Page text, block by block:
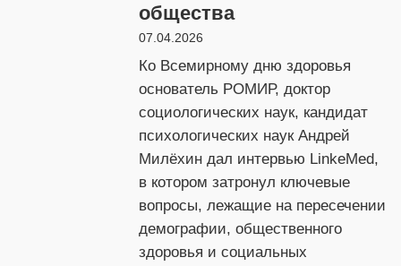
не
гарантирует
карьерный
успех
общества
07.04.2026
Ко Всемирному дню здоровья
основатель РОМИР, доктор
социологических наук, кандидат
психологических наук Андрей
Милёхин дал интервью LinkeMed,
в котором затронул ключевые
вопросы, лежащие на пересечении
демографии, общественного
здоровья и социальных